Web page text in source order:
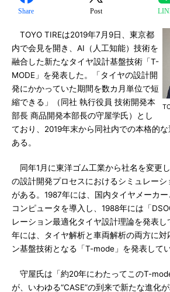
Share Post
TOYO TIREは2019年7月9日、東京都
内で会見を開き、AI（人工知能）技術を
融合した新たなタイヤ設計基盤技術「T-
MODE」を発表した。「タイヤの設計開
発にかかっていた期間を数カ月単位で短
縮できる」（同社 執行役員 技術開発本
部長 商品開発本部長の守屋学氏）とし
ており、2019年末から同社内での本格的
ある。
同年1月に東洋ゴム工業から社名を変更
の設計開発プロセスにおけるシミュレーシ
がある。1987年には、国内タイヤメーカ
コンピュータを導入し、1988年には「
レーション最適化タイヤ設計理論を発表
年には、タイヤ解析と車両解析の両方に対
ン基盤技術となる「T-mode」を発表してい
守屋氏は「約20年にわたってこのT-
が、いわゆる“CASE”の到来で新たな進化